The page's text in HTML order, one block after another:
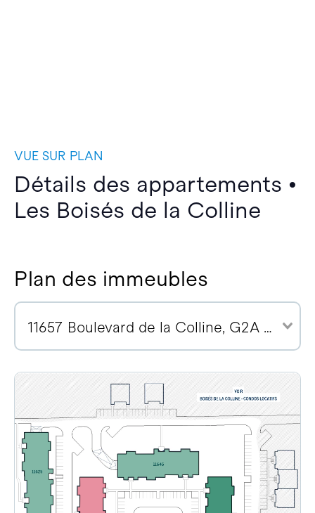
VUE SUR PLAN
Détails des appartements •
Les Boisés de la Colline
Plan des immeubles
11657 Boulevard de la Colline, G2A 2E1 (2)